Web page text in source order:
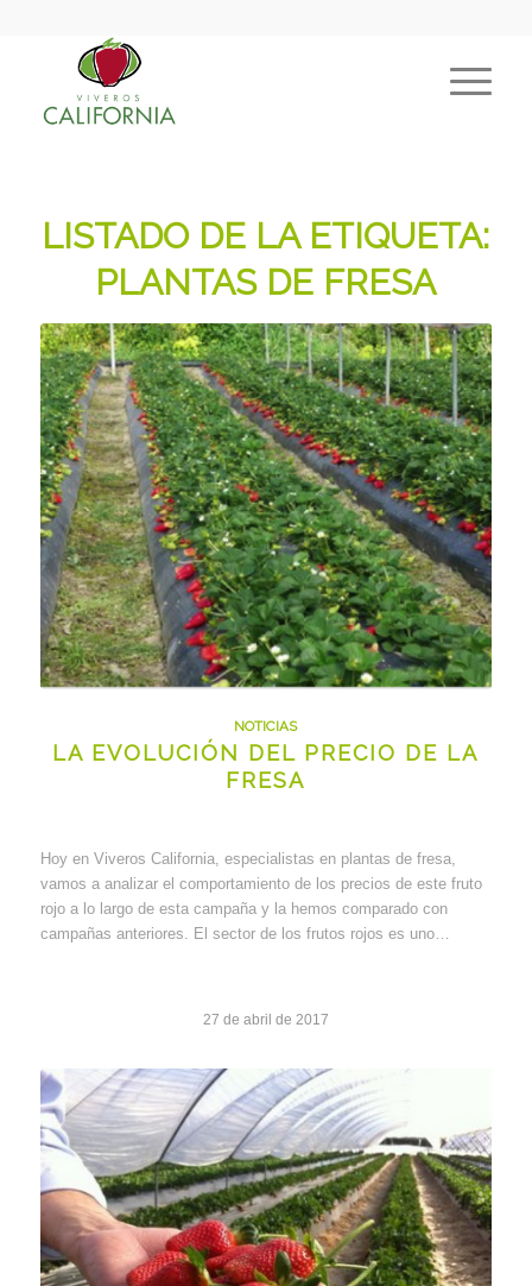
LISTADO DE LA ETIQUETA:
PLANTAS DE FRESA
NOTICIAS
LA EVOLUCIÓN DEL PRECIO DE LA
FRESA
Hoy en Viveros California, especialistas en plantas de fresa,
vamos a analizar el comportamiento de los precios de este fruto
rojo a lo largo de esta campaña y la hemos comparado con
campañas anteriores. El sector de los frutos rojos es uno…
27 de abril de 2017